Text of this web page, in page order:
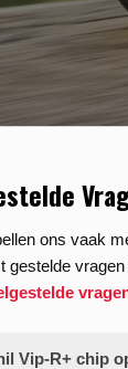
ons vaak
gestelde
Vip-R+ chip